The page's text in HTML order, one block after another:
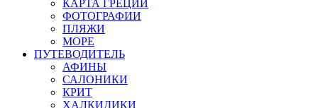
КАРТА ГРЕЦИИ
ФОТОГРАФИИ
ПЛЯЖИ
МОРЕ
ПУТЕВОДИТЕЛЬ
АФИНЫ
САЛОНИКИ
КРИТ
ХАЛКИДИКИ